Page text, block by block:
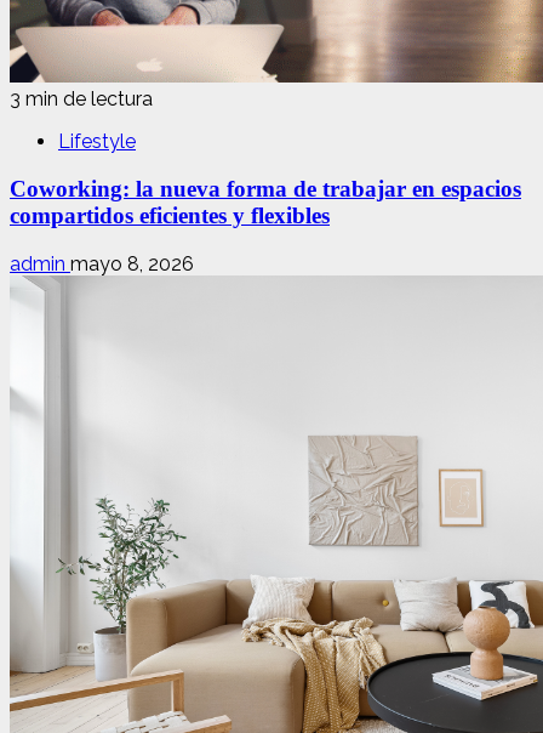
3 min de lectura
Lifestyle
Coworking: la nueva forma de trabajar en espacios
compartidos eficientes y flexibles
admin mayo 8, 2026